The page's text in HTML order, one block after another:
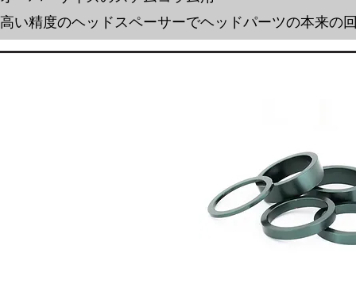
高い精度のヘッドスペーサーでヘッドパーツの本来の